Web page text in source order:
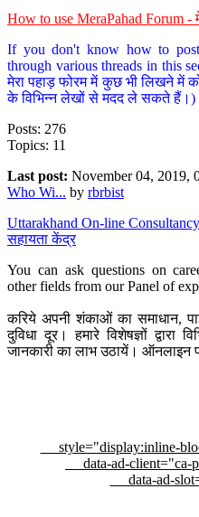
How to use MeraPahad Forum -
If you don't know how to
through various threads in this
मेरा पहाड़ फोरम में कुछ भी लिखने में
के विभिन्न लेखों से मदद ले सकते हैं।)
Posts: 276
Topics: 11
Last post: November 04, 2019,
Who Wi... by rbrbist
Uttarakhand On-line
सहायता केंद्र
You can ask questions on
other fields from our Panel of
करिये अपनी शंकाओं का समाधान,
दुविधा दूर। हमारे विशेषज्ञों द्वारा
जानकारी का लाभ उठायें। ऑनलाइन
style="display:inline-
data-ad-client="ca-
data-ad-